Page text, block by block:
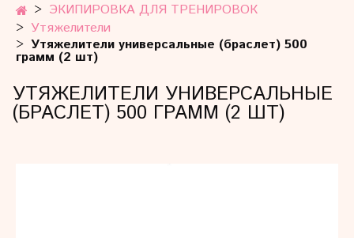
ЭКИПИРОВКА ДЛЯ ТРЕНИРОВОК
Утяжелители
Утяжелители универсальные (браслет) 500
грамм (2 шт)
УТЯЖЕЛИТЕЛИ УНИВЕРСАЛЬНЫЕ
(БРАСЛЕТ) 500 ГРАММ (2 ШТ)